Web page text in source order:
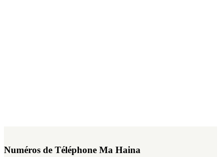
Numéros de Téléphone Ma Haina